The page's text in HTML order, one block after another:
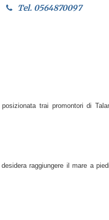
Tel. 0564870097
trai promontori di
raggiungere il mare a